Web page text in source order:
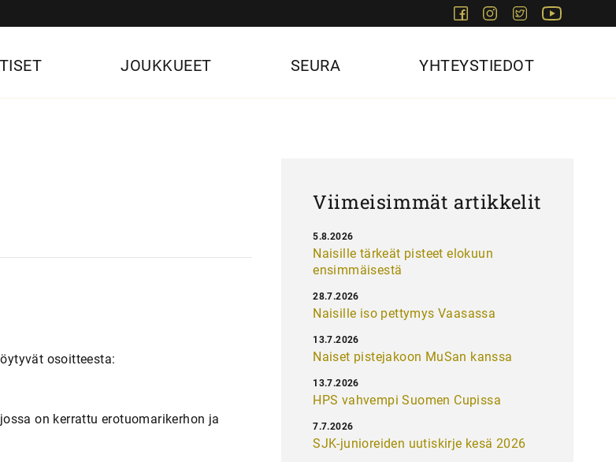
FacebookInstagram
Twitter
JOUKKUEET SEURA YHTEYSTIEDOT
osoitteesta:
on kerrattu erotuomarikerhon ja
Viimeisimmät artikkelit
Naisille tärkeät pisteet elokuun
ensimmäisestä
5.8.2026
Naisille iso pettymys Vaasassa
28.7.2026
Naiset pistejakoon MuSan kanssa
13.7.2026
HPS vahvempi Suomen Cupissa
13.7.2026
SJK-junioreiden uutiskirje kesä 2026
7.7.2026